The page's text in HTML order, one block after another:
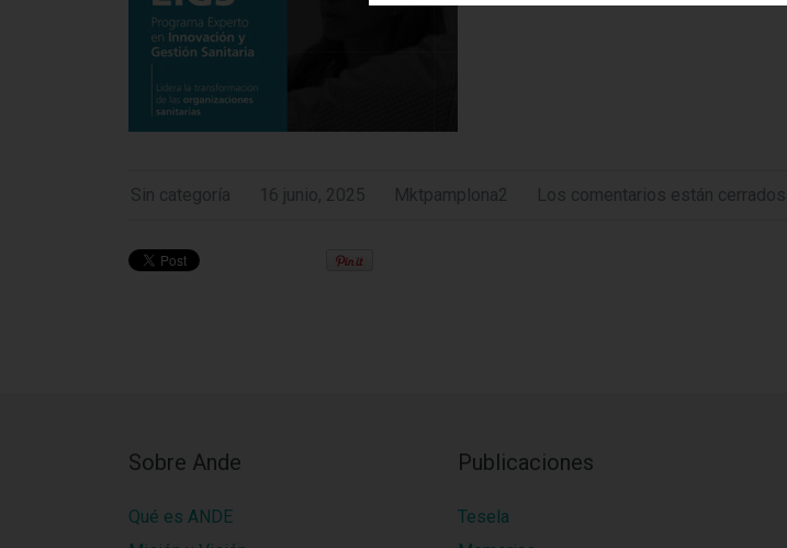
Sin categoría 16 junio, 2025 Mktpamplona2 Los comentarios están cerrados.
Sobre Ande
Qué es ANDE
Publicaciones
Tesela